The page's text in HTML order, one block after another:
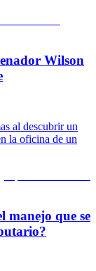
Wilson
al descubrir un
la oficina de un
manejo que se